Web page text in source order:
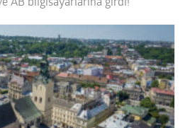
AB bilgisayarlarına girdi!